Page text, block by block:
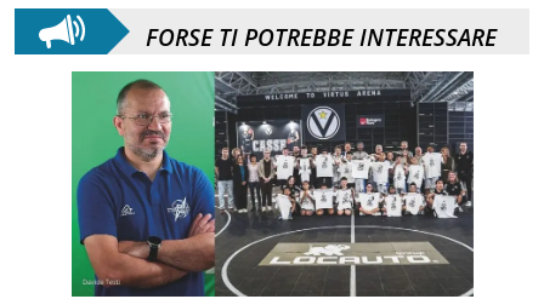
FORSE TI POTREBBE INTERESSARE